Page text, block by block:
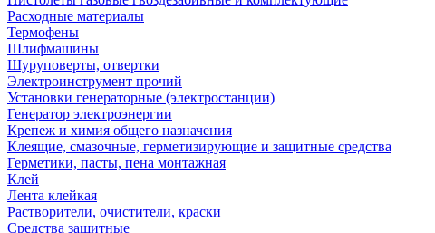
Расходные материалы
Термофены
Шлифмашины
Шуруповерты, отвертки
Электроинструмент прочий
Установки генераторные (электростанции)
Генератор электроэнергии
Крепеж и химия общего назначения
Клеящие, смазочные, герметизирующие и защитные средства
Герметики, пасты, пена монтажная
Клей
Лента клейкая
Растворители, очистители, краски
Средства защитные